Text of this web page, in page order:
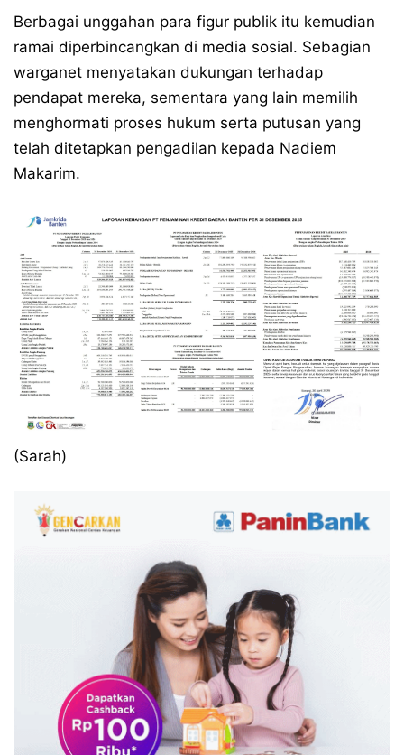
Berbagai unggahan para figur publik itu kemudian
ramai diperbincangkan di media sosial. Sebagian
warganet menyatakan dukungan terhadap
pendapat mereka, sementara yang lain memilih
menghormati proses hukum serta putusan yang
telah ditetapkan pengadilan kepada Nadiem
Makarim.
(Sarah)